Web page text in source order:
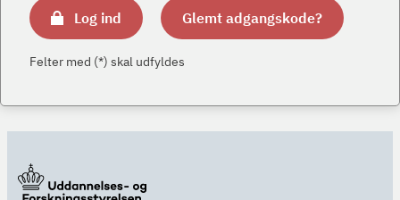
Log ind Glemt adgangskode?
Felter med (*) skal udfyldes